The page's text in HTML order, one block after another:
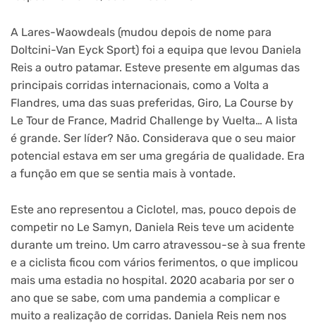
A Lares-Waowdeals (mudou depois de nome para
Doltcini-Van Eyck Sport) foi a equipa que levou Daniela
Reis a outro patamar. Esteve presente em algumas das
principais corridas internacionais, como a Volta a
Flandres, uma das suas preferidas, Giro, La Course by
Le Tour de France, Madrid Challenge by Vuelta… A lista
é grande. Ser líder? Não. Considerava que o seu maior
potencial estava em ser uma gregária de qualidade. Era
a função em que se sentia mais à vontade.
Este ano representou a Ciclotel, mas, pouco depois de
competir no Le Samyn, Daniela Reis teve um acidente
durante um treino. Um carro atravessou-se à sua frente
e a ciclista ficou com vários ferimentos, o que implicou
mais uma estadia no hospital. 2020 acabaria por ser o
ano que se sabe, com uma pandemia a complicar e
muito a realização de corridas. Daniela Reis nem nos